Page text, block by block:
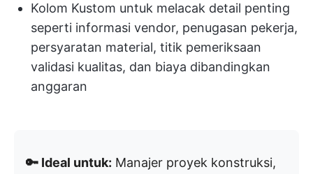
Kolom Kustom untuk melacak detail penting
seperti informasi vendor, penugasan pekerja,
persyaratan material, titik pemeriksaan
validasi kualitas, dan biaya dibandingkan
anggaran
🔑 Ideal untuk: Manajer proyek konstruksi,